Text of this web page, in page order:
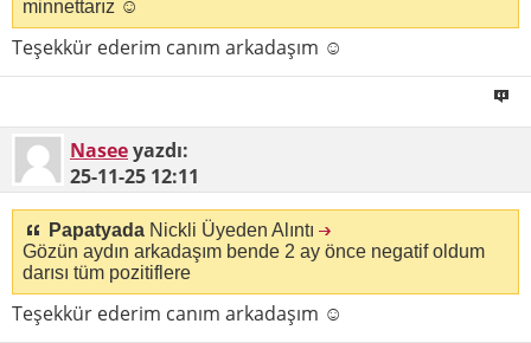
minnettarız ☺
Teşekkür ederim canım arkadaşım ☺
Naseeyazdı:
25-11-25 12:11
Papatyada Nickli Üyeden Alıntı
Gözün aydın arkadaşım bende 2 ay önce negatif oldum
darısı tüm pozitiflere
Teşekkür ederim canım arkadaşım ☺